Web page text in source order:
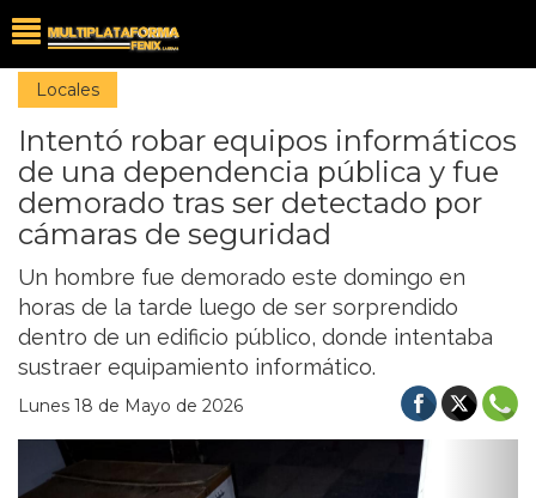
Locales
Intentó robar equipos informáticos
de una dependencia pública y fue
demorado tras ser detectado por
cámaras de seguridad
Un hombre fue demorado este domingo en
horas de la tarde luego de ser sorprendido
dentro de un edificio público, donde intentaba
sustraer equipamiento informático.
Lunes 18 de Mayo de 2026
Previous